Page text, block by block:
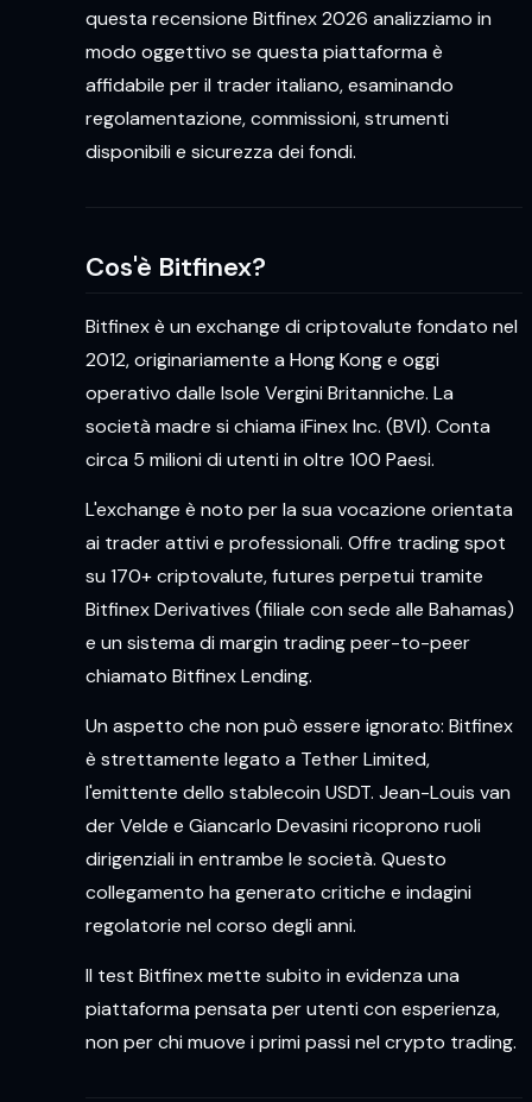
questa recensione Bitfinex 2026 analizziamo in
modo oggettivo se questa piattaforma è
affidabile per il trader italiano, esaminando
regolamentazione, commissioni, strumenti
disponibili e sicurezza dei fondi.
Cos'è Bitfinex?
Bitfinex è un exchange di criptovalute fondato nel
2012, originariamente a Hong Kong e oggi
operativo dalle Isole Vergini Britanniche. La
società madre si chiama iFinex Inc. (BVI). Conta
circa 5 milioni di utenti in oltre 100 Paesi.
L'exchange è noto per la sua vocazione orientata
ai trader attivi e professionali. Offre trading spot
su 170+ criptovalute, futures perpetui tramite
Bitfinex Derivatives (filiale con sede alle Bahamas)
e un sistema di margin trading peer-to-peer
chiamato Bitfinex Lending.
Un aspetto che non può essere ignorato: Bitfinex
è strettamente legato a Tether Limited,
l'emittente dello stablecoin USDT. Jean-Louis van
der Velde e Giancarlo Devasini ricoprono ruoli
dirigenziali in entrambe le società. Questo
collegamento ha generato critiche e indagini
regolatorie nel corso degli anni.
Il test Bitfinex mette subito in evidenza una
piattaforma pensata per utenti con esperienza,
non per chi muove i primi passi nel crypto trading.